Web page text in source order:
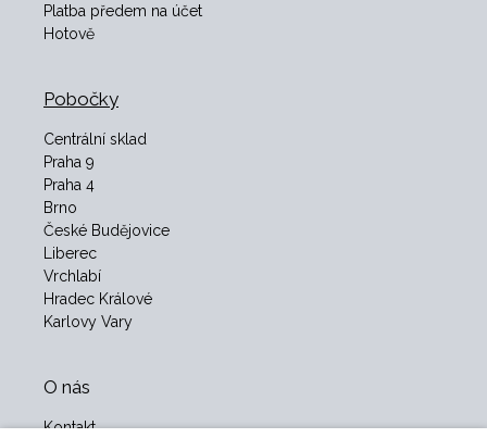
Platba předem na účet
Hotově
Pobočky
Centrální sklad
Praha 9
Praha 4
Brno
České Budějovice
Liberec
Vrchlabí
Hradec Králové
Karlovy Vary
O nás
Kontakt